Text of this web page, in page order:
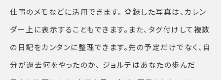
仕事のメモなどに活用できます。 登録した写真は、カレン
ダー上に表示することもできます。また、タグ付けして複数
の日記をカンタンに整理できます。先の予定だけでなく、自
分が過去何をやったのか、 ジョルテはあなたの歩んだ